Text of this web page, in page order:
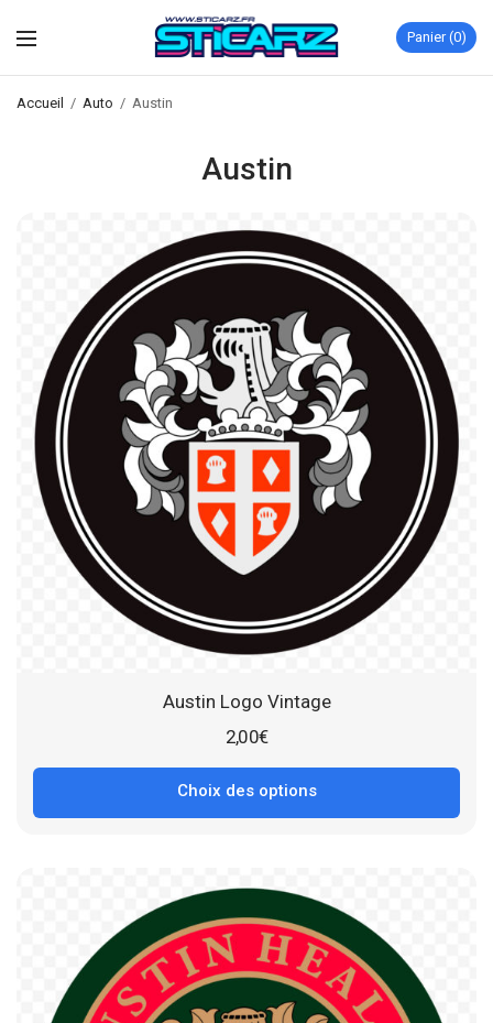
Panier 0
Accueil / Auto / Austin
Austin
Austin Logo Vintage
2,00€
Choix des options